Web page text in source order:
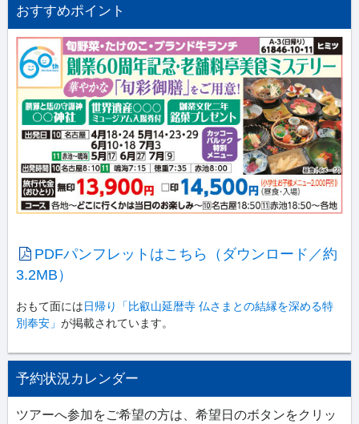
おすすめポイント
PDFパンフレットはこちら（ダウンロード／約
3.2MB）
おもて面には日帰り「比叡山延暦寺 仏さまとの結縁を深める特
別奉安」 が掲載されています。
予約状況カレンダー
ツアーへ参加をご希望の方は、希望日のボタンをクリッ